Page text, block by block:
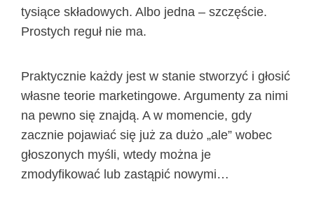
tysiące składowych. Albo jedna – szczęście.
Prostych reguł nie ma.
Praktycznie każdy jest w stanie stworzyć i głosić
własne teorie marketingowe. Argumenty za nimi
na pewno się znajdą. A w momencie, gdy
zacznie pojawiać się już za dużo „ale” wobec
głoszonych myśli, wtedy można je
zmodyfikować lub zastąpić nowymi…